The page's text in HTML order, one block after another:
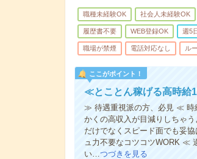
職種未経験OK 社会人未経験OK
履歴書不要 WEB登録OK 週5
職場が禁煙 電話対応なし ル
ここがポイント！
≪とことん稼げる高時給
≫ 待遇重視派の方、必見 ≪ 時
かくの高収入が目減りしちゃ
だけでなくスピード面でも妥
ュ力不要なコツコツWORK ≪
い…つづきを見る